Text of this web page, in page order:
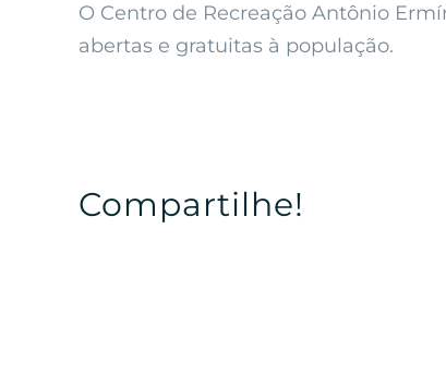
O Centro de Recreação Antônio
abertas e gratuitas à população.
Compartilhe!